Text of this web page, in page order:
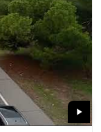
play_arrow